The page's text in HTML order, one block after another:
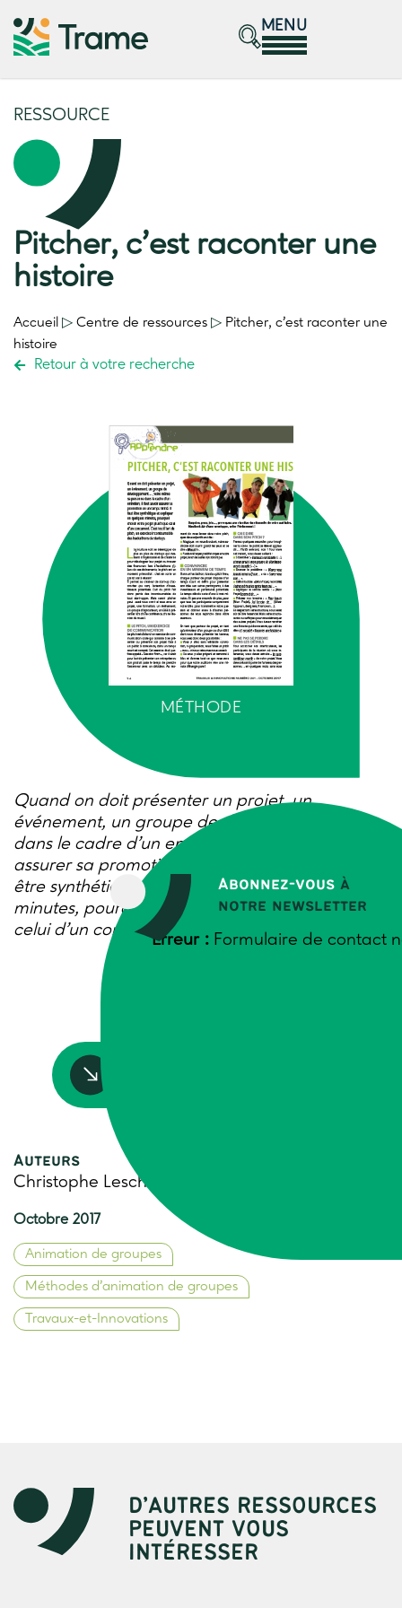
MENU
Abonnez-vous à
notre newsletter
Erreur : Formulaire de contact
RESSOURCE
Pitcher, c’est raconter une
histoire
Accueil ▷ Centre de ressources ▷ Pitcher, c’est raconter une
histoire
Retour à votre recherche
MÉTHODE
Quand on doit présenter un projet, un
événement, un groupe de développement…
dans le cadre d’un entretien, il faut savoir
assurer sa promotion en un temps limité. Il faut
être synthétique et expliquer en quelques
minutes, pourquoi choisir votre projet plutôt que
celui d’un concurrent. C’est tout l’art du pitch.
Auteurs
Christophe Leschiera, Trame
Octobre 2017
Animation de groupes
Méthodes d’animation de groupes
Travaux-et-Innovations
D’AUTRES RESSOURCES
PEUVENT VOUS
INTÉRESSER